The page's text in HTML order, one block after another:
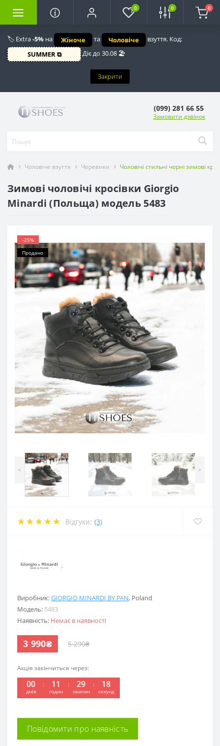
🏷️ Extra-5% на Жіноче та Чоловіче
взуття. Код:
SUMMER ⧉
Діє до 30.08 🏖️
Закрити
0 0 0
(099) 281 66 55
Замовити дзвінок
Чоловіче взуття Черевики Чоловічі стильні чорні зимові
Зимові чоловічі кросівки Giorgio
Minardi (Польща) модель 5483
-25%
Продано
< >
Відгуки: (3)
Виробник:GIORGIO MINARDI BY PAN, Poland
Модель: 5483
Наявність: Немає в наявності
3 990₴ 5 290₴
Акція закінчиться через:
00
днів
11
годин
29
хвилин
18
секунд
Повідомити про наявність
.